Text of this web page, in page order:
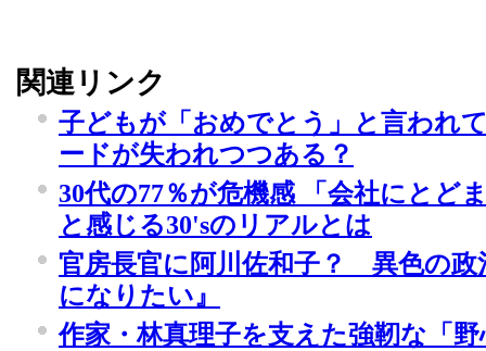
関連リンク
子どもが「おめでとう」と言われ
ードが失われつつある？
30代の77％が危機感 「会社にとど
と感じる30'sのリアルとは
官房長官に阿川佐和子？ 異色の政
になりたい』
作家・林真理子を支えた強靭な「